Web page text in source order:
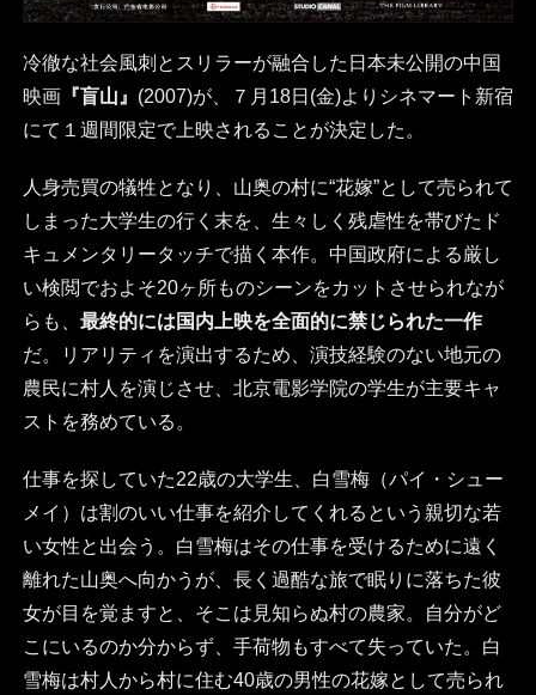
冷徹な社会風刺とスリラーが融合した日本未公開の中国
映画『盲山』 (2007)が、７月18日(金)よりシネマート新宿
にて１週間限定で上映されることが決定した。
人身売買の犠牲となり、山奥の村に“花嫁”として売られて
しまった大学生の行く末を、生々しく残虐性を帯びたド
キュメンタリータッチで描く本作。中国政府による厳し
い検閲でおよそ20ヶ所ものシーンをカットさせられなが
らも、 最終的には国内上映を全面的に禁じられた一作
だ。リアリティを演出するため、演技経験のない地元の
農民に村人を演じさせ、北京電影学院の学生が主要キャ
ストを務めている。
仕事を探していた22歳の大学生、白雪梅（パイ・シュー
メイ）は割のいい仕事を紹介してくれるという親切な若
い女性と出会う。白雪梅はその仕事を受けるために遠く
離れた山奥へ向かうが、長く過酷な旅で眠りに落ちた彼
女が目を覚ますと、そこは見知らぬ村の農家。自分がど
こにいるのか分からず、手荷物もすべて失っていた。白
雪梅は村人から村に住む40歳の男性の花嫁として売られ